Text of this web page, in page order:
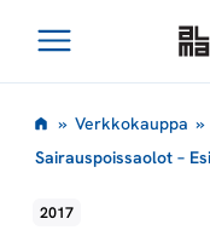
sisältöön
Avaa
» Verkkokauppa »
Sairauspoissaolot –
2017